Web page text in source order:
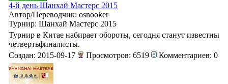
4-й день Шанхай Мастерс 2015
Автор/Переводчик: osnooker
Турнир: Шанхай Мастерс 2015
Турнир в Китае набирает обороты, сегодня станут известны
четвертьфиналисты.
Создан: 2015-09-17
Просмотров: 6519 Комментариев: 0